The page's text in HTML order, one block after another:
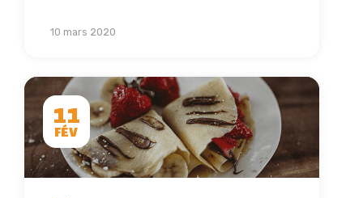
10 mars 2020
Lire la suite
11
FÉV